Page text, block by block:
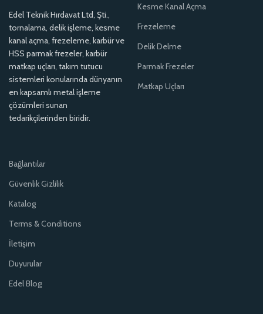
Edel Teknik Hırdavat Ltd, Şti.,
tornalama, delik işleme, kesme
kanal açma, frezeleme, karbür ve
HSS parmak frezeler, karbür
matkap uçları, takım tutucu
sistemleri konularında dünyanın
en kapsamlı metal işleme
çözümleri sunan
tedarikçilerinden biridir.
Kesme Kanal Açma
Frezeleme
Delik Delme
Parmak Frezeler
Matkap Uçları
Bağlantılar
Güvenlik Gizlilik
Katalog
Terms & Conditions
İletişim
Duyurular
Edel Blog